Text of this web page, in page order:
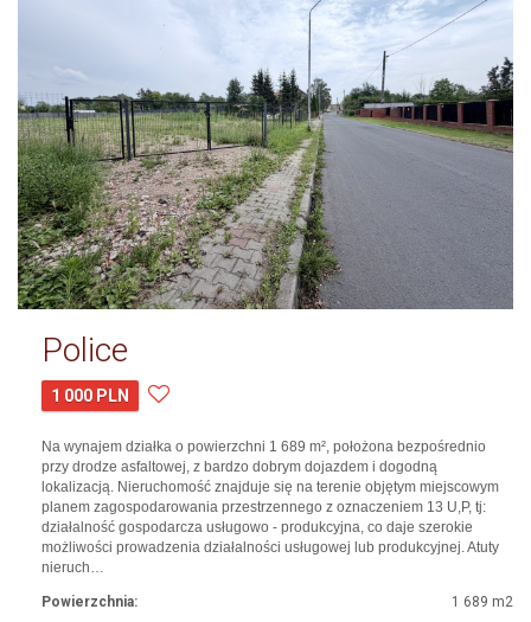
Police
1 000 PLN
Na wynajem działka o powierzchni 1 689 m², położona bezpośrednio
przy drodze asfaltowej, z bardzo dobrym dojazdem i dogodną
lokalizacją. Nieruchomość znajduje się na terenie objętym miejscowym
planem zagospodarowania przestrzennego z oznaczeniem 13 U,P, tj:
działalność gospodarcza usługowo - produkcyjna, co daje szerokie
możliwości prowadzenia działalności usługowej lub produkcyjnej. Atuty
nieruch…
Powierzchnia: 1 689 m2